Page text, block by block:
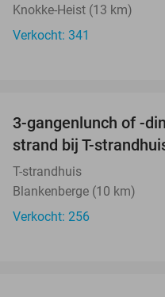
Knokke-Heist (13 km)
Verkocht: 341
3-gangenlunch of -
strand bij T-
T-strandhuis
Blankenberge (10 km)
Verkocht: 256